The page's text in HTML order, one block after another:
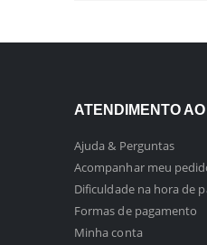
ATENDIMENTO
Ajuda & Perguntas
Acompanhar meu
Dificuldade na hora de
Formas de pagamento
Minha conta